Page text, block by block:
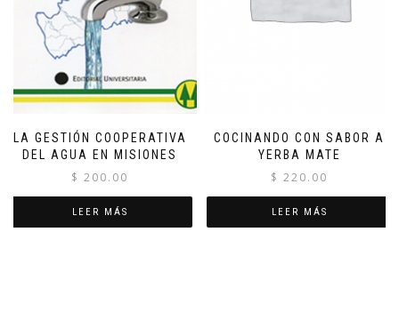
LA GESTIÓN COOPERATIVA
DEL AGUA EN MISIONES
$ 200.00
LEER MÁS
COCINANDO CON SABOR A
YERBA MATE
$ 220.00
LEER MÁS